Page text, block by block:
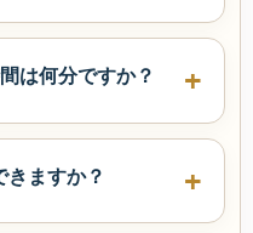
は何分ですか？
ますか？